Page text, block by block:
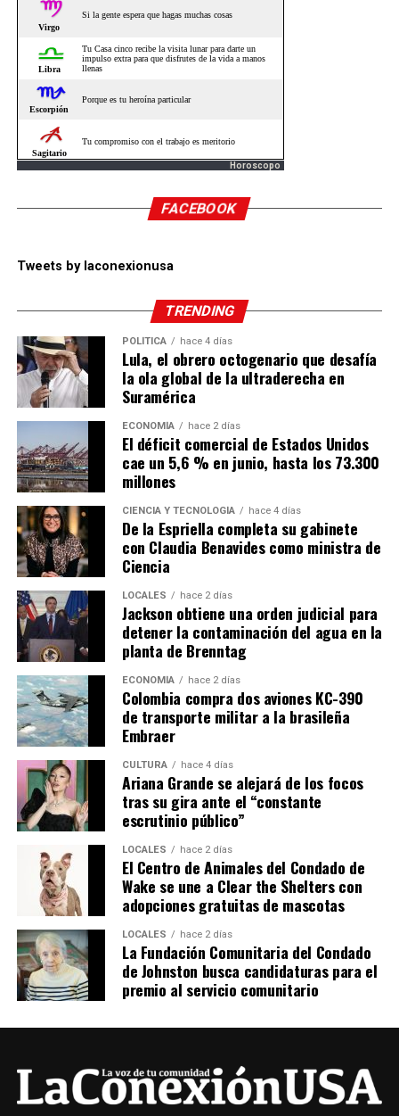
Horoscopo
FACEBOOK
Tweets by laconexionusa
TRENDING
POLÍTICA hace 4 días
Lula, el obrero octogenario que desafía
la ola global de la ultraderecha en
Suramérica
ECONOMÍA hace 2 días
El déficit comercial de Estados Unidos
cae un 5,6 % en junio, hasta los 73.300
millones
CIENCIA Y TECNOLOGÍA hace 4 días
De la Espriella completa su gabinete
con Claudia Benavides como ministra de
Ciencia
LOCALES hace 2 días
Jackson obtiene una orden judicial para
detener la contaminación del agua en la
planta de Brenntag
ECONOMÍA hace 2 días
Colombia compra dos aviones KC-390
de transporte militar a la brasileña
Embraer
CULTURA hace 4 días
Ariana Grande se alejará de los focos
tras su gira ante el “constante
escrutinio público”
LOCALES hace 2 días
El Centro de Animales del Condado de
Wake se une a Clear the Shelters con
adopciones gratuitas de mascotas
LOCALES hace 2 días
La Fundación Comunitaria del Condado
de Johnston busca candidaturas para el
premio al servicio comunitario